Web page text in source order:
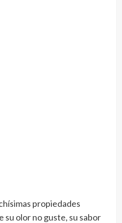
propiedades
su olor no guste, su sabor